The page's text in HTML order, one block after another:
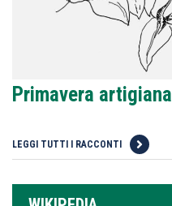
Primavera artigiana
LEGGI TUTTI I RACCONTI